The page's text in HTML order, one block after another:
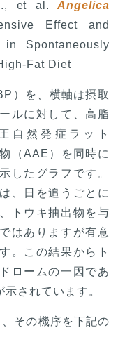
et al. Angelica
Effect and
in Spontaneously
Fat Diet
）を、横軸は摂取
ルに対して、高脂
自然発症ラット
（AAE）を同時に
したグラフです。
、日を追うごとに
トウキ抽出物を与
はありますが有意
。この結果からト
ロームの一因であ
されています。
その機序を下記の